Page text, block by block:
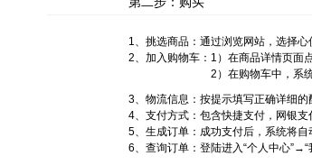
1、挑选商品：通过浏览网站，选择心
2、加入购物车： 1）在商品详情页面
2）在购物车中，系
3、物流信息：按提示填写正确详细的
4、支付方式：包含快捷支付，网银
5、生成订单：成功支付后，系统将自
6、查询订单：登陆进入“个人中心”→“